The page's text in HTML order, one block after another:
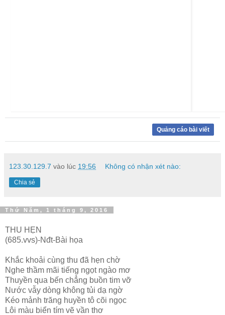
Quảng cáo bài viết
123.30.129.7 vào lúc 19:56 Không có nhận xét nào:
Chia sẻ
Thứ Năm, 1 tháng 9, 2016
THU HẸN
(685.vvs)-Nđt-Bài họa
Khắc khoải cùng thu đã hẹn chờ
Nghe thầm mãi tiếng ngọt ngào mơ
Thuyền qua bến chẳng buồn tim vỡ
Nước vẫy dòng không tủi dạ ngờ
Kéo mảnh trăng huyền tô cõi ngọc
Lôi màu biển tím vẽ vần thơ